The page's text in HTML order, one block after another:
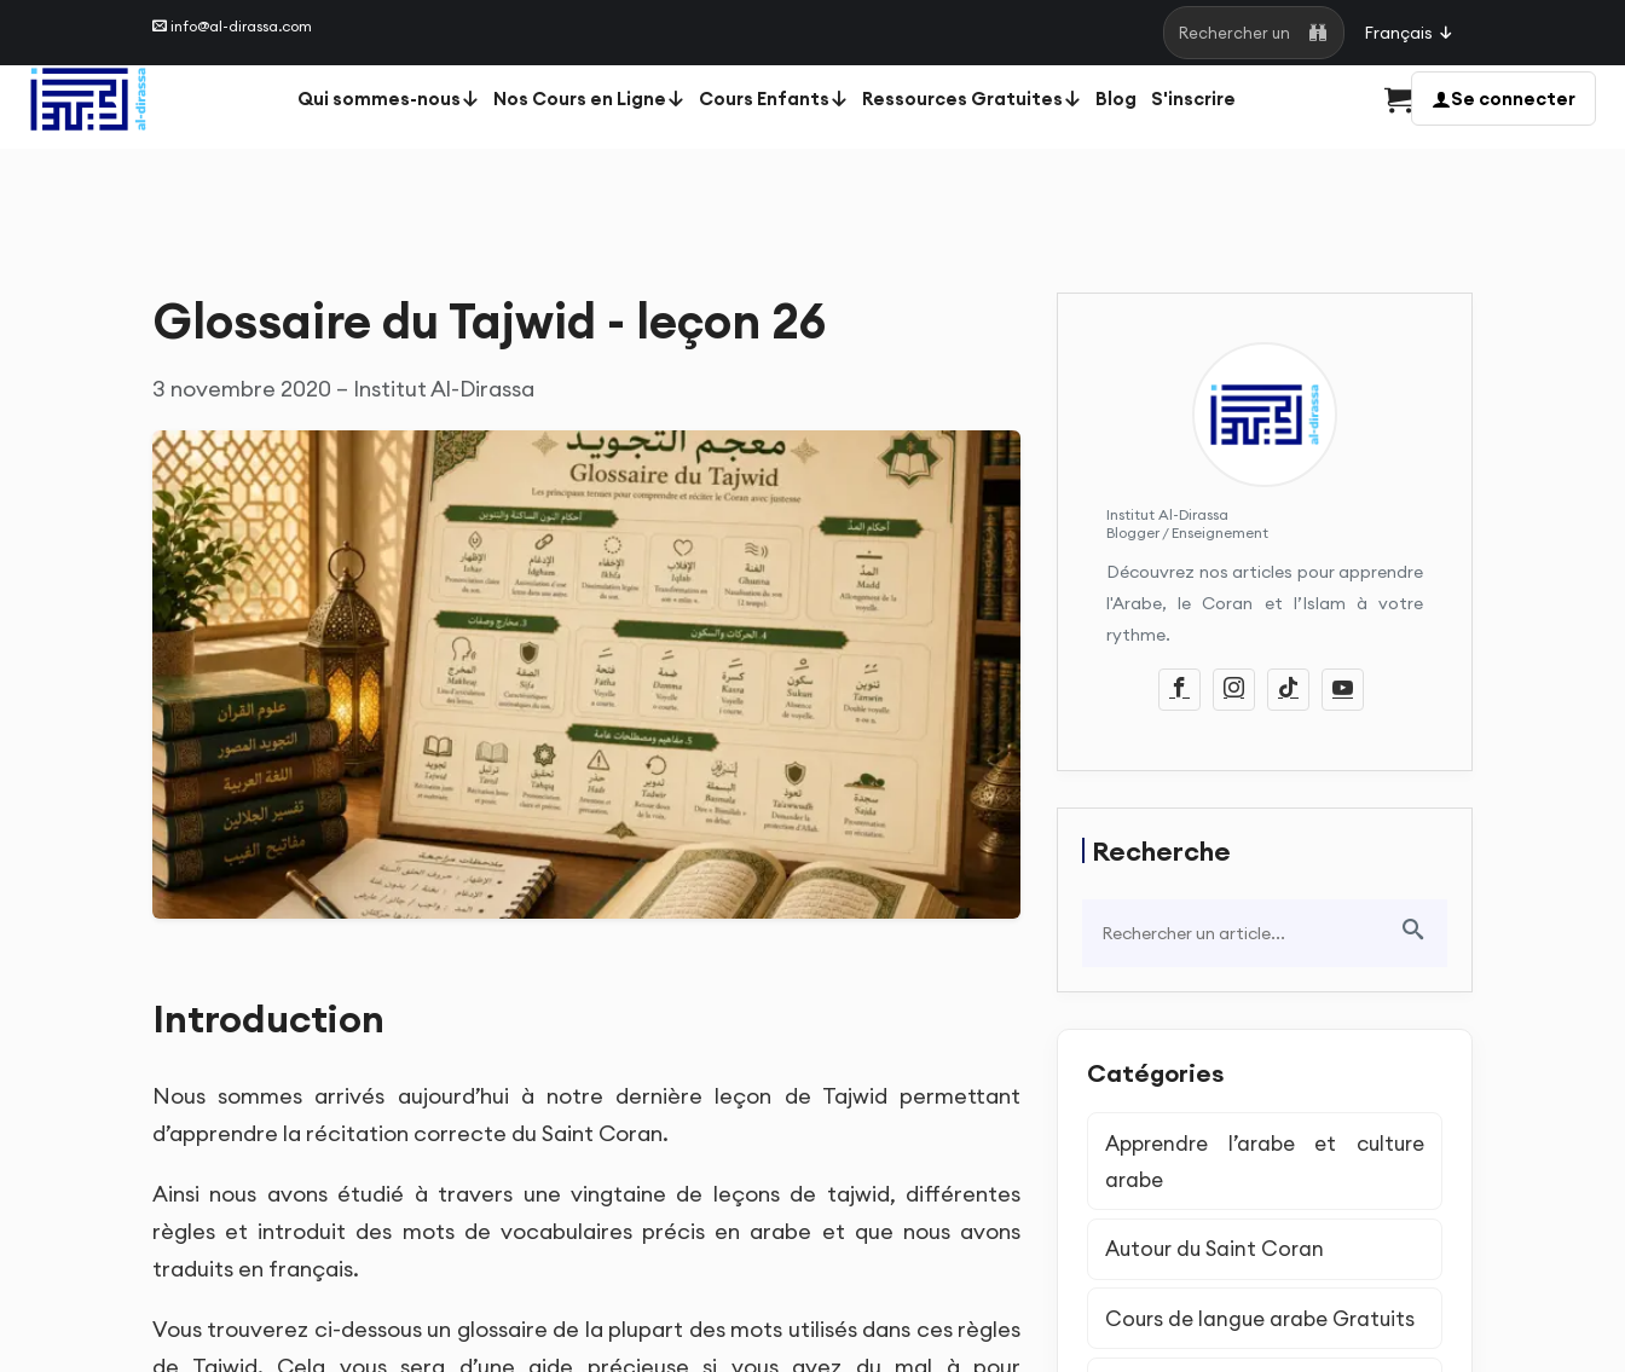
info@al-dirassa.com
Rechercher une page
Français
Qui sommes-nous Nos Cours en Ligne Cours Enfants Ressources Gratuites Blog S'inscrire
Panier
Se connecter
Glossaire du Tajwid - leçon 26
3 novembre 2020 – Institut Al-Dirassa
Introduction
Nous sommes arrivés aujourd’hui à notre dernière leçon de Tajwid permettant
d’apprendre la récitation correcte du Saint Coran.
Ainsi nous avons étudié à travers une vingtaine de leçons de tajwid, différentes
règles et introduit des mots de vocabulaires précis en arabe et que nous avons
traduits en français.
Vous trouverez ci-dessous un glossaire de la plupart des mots utilisés dans ces règles
Institut Al-Dirassa
Blogger / Enseignement
Découvrez nos articles pour apprendre
l'Arabe, le Coran et l’Islam à votre
rythme.
Recherche
Catégories
Apprendre l’arabe et culture
arabe
Autour du Saint Coran
Cours de langue arabe Gratuits